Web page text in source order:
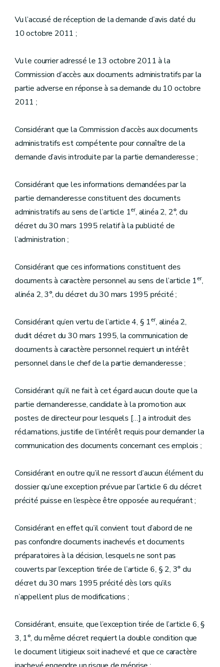
Vu l’accusé de réception de la demande d’avis daté du
10 octobre 2011 ;
Vu le courrier adressé le 13 octobre 2011 à la
Commission d’accès aux documents administratifs par la
partie adverse en réponse à sa demande du 10 octobre
2011 ;
Considérant que la Commission d’accès aux documents
administratifs est compétente pour connaître de la
demande d’avis introduite par la partie demanderesse ;
Considérant que les informations demandées par la
partie demanderesse constituent des documents
administratifs au sens de l’article 1er, alinéa 2, 2°, du
décret du 30 mars 1995 relatif à la publicité de
l’administration ;
Considérant que ces informations constituent des
documents à caractère personnel au sens de l’article 1er,
alinéa 2, 3°, du décret du 30 mars 1995 précité ;
Considérant qu’en vertu de l’article 4, § 1er, alinéa 2,
dudit décret du 30 mars 1995, la communication de
documents à caractère personnel requiert un intérêt
personnel dans le chef de la partie demanderesse ;
Considérant qu’il ne fait à cet égard aucun doute que la
partie demanderesse, candidate à la promotion aux
postes de directeur pour lesquels […] a introduit des
réclamations, justifie de l’intérêt requis pour demander la
communication des documents concernant ces emplois ;
Considérant en outre qu’il ne ressort d’aucun élément du
dossier qu’une exception prévue par l’article 6 du décret
précité puisse en l’espèce être opposée au requérant ;
Considérant en effet qu’il convient tout d’abord de ne
pas confondre documents inachevés et documents
préparatoires à la décision, lesquels ne sont pas
couverts par l’exception tirée de l’article 6, § 2, 3° du
décret du 30 mars 1995 précité dès lors qu’ils
n’appellent plus de modifications ;
Considérant, ensuite, que l’exception tirée de l’article 6, §
3, 1°, du même décret requiert la double condition que
le document litigieux soit inachevé et que ce caractère